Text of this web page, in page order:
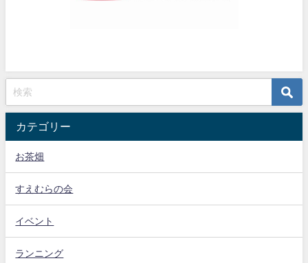
カテゴリー
お茶畑
すえむらの会
イベント
ランニング